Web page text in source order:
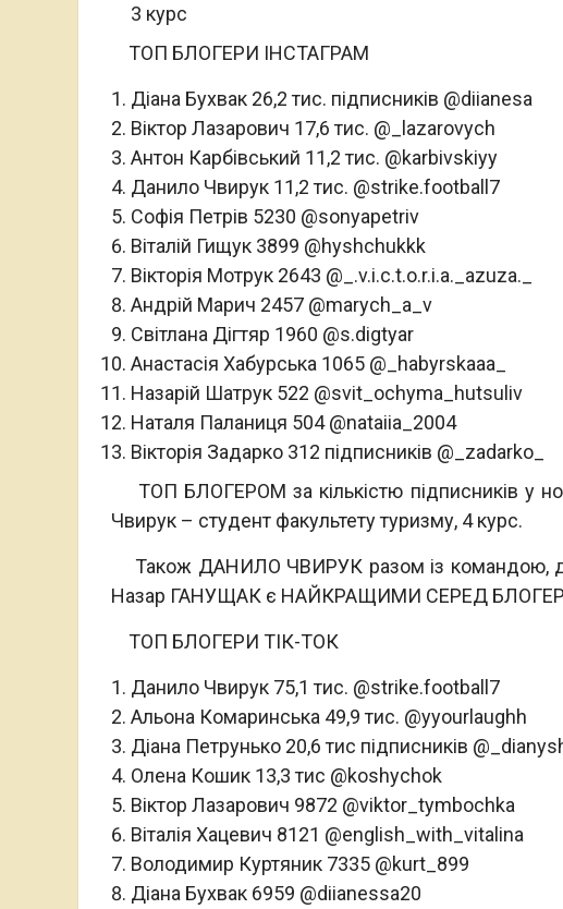
3 курс
ТОП БЛОГЕРИ ІНСТАГРАМ
Діана Бухвак 26,2 тис. підписників @diianesa
Віктор Лазарович 17,6 тис. @_lazarovych
Антон Карбівський 11,2 тис. @karbivskiyy
Данило Чвирук 11,2 тис. @strike.football7
Софія Петрів 5230 @sonyapetriv
Віталій Гищук 3899 @hyshchukkk
Вікторія Мотрук 2643 @_.v.i.c.t.o.r.i.a._azuza._
Андрій Марич 2457 @marych_a_v
Світлана Дігтяр 1960 @s.digtyar
Анастасія Хабурська 1065 @_habyrskaaa_
Назарій Шатрук 522 @svit_ochyma_hutsuliv
Наталя Паланиця 504 @nataiia_2004
Вікторія Задарко 312 підписників @_zadarko_
ТОП БЛОГЕРОМ за кількістю підписників у
Чвирук – студент факультету туризму, 4 курс.
Також ДАНИЛО ЧВИРУК разом із командою,
Назар ГАНУЩАК є НАЙКРАЩИМИ СЕРЕД
ТОП БЛОГЕРИ ТІК-ТОК
Данило Чвирук 75,1 тис. @strike.football7
Альона Комаринська 49,9 тис. @yyourlaughh
Діана Петрунько 20,6 тис підписників
Олена Кошик 13,3 тис @koshychok
Віктор Лазарович 9872 @viktor_tymbochka
Віталія Хацевич 8121 @english_with_vitalina
Володимир Куртяник 7335 @kurt_899
Діана Бухвак 6959 @diianessa20